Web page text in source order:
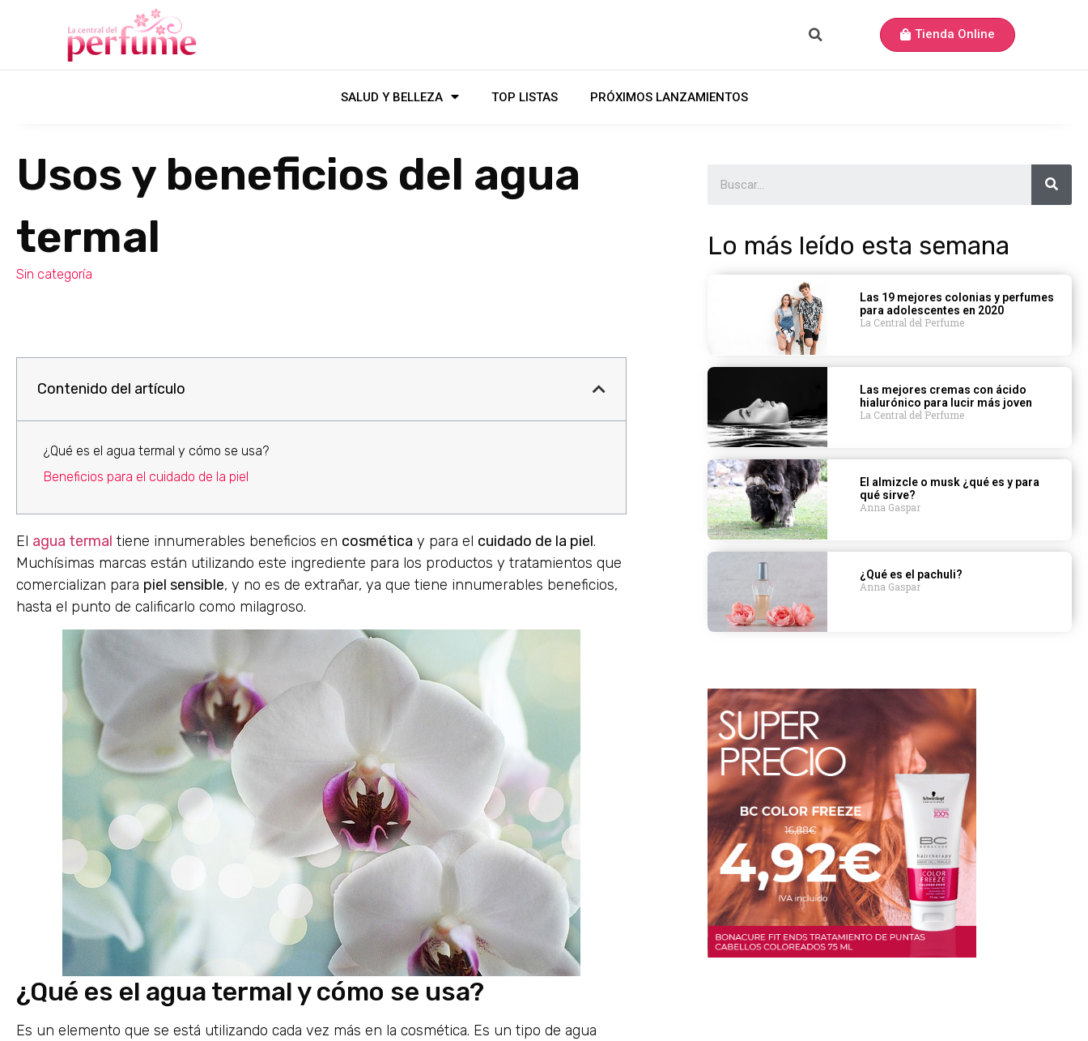
Tienda Online
SALUD Y BELLEZA TOP LISTAS PRÓXIMOS LANZAMIENTOS
Usos y beneficios del agua
termal
Sin categoría
Contenido del artículo
¿Qué es el agua termal y cómo se usa?
Beneficios para el cuidado de la piel
El agua termal tiene innumerables beneficios en cosmética y para el cuidado de la piel.
Muchísimas marcas están utilizando este ingrediente para los productos y tratamientos que
comercializan para piel sensible, y no es de extrañar, ya que tiene innumerables beneficios,
hasta el punto de calificarlo como milagroso.
¿Qué es el agua termal y cómo se usa?
Es un elemento que se está utilizando cada vez más en la cosmética. Es un tipo de agua
Lo más leído esta semana
Las 19 mejores colonias y perfumes
para adolescentes en 2020
La Central del Perfume
Las mejores cremas con ácido
hialurónico para lucir más joven
La Central del Perfume
El almizcle o musk ¿qué es y para
qué sirve?
Anna Gaspar
¿Qué es el pachuli?
Anna Gaspar